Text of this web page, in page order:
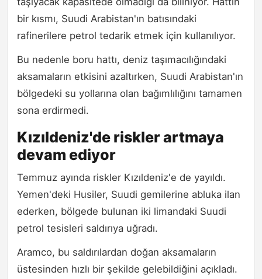
bir kısmı, Suudi Arabistan'ın batısındaki
rafinerilere petrol tedarik etmek için kullanılıyor.
Bu nedenle boru hattı, deniz taşımacılığındaki
aksamaların etkisini azaltırken, Suudi Arabistan'ın
bölgedeki su yollarına olan bağımlılığını tamamen
sona erdirmedi.
Kızıldeniz'de riskler artmaya
devam ediyor
Temmuz ayında riskler Kızıldeniz'e de yayıldı.
Yemen'deki Husiler, Suudi gemilerine abluka ilan
ederken, bölgede bulunan iki limandaki Suudi
petrol tesisleri saldırıya uğradı.
Aramco, bu saldırılardan doğan aksamaların
üstesinden hızlı bir şekilde gelebildiğini açıkladı.